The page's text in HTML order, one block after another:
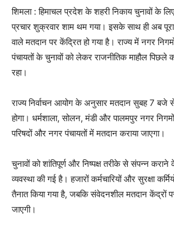
शिमला : हिमाचल प्रदेश के शहरी निकाय चुनावों के
प्रचार शुक्रवार शाम थम गया। इसके साथ ही अब
वाले मतदान पर केंद्रित हो गया है। राज्य में नगर
पंचायतों के चुनावों को लेकर राजनीतिक माहौल पिछले
रहा।
राज्य निर्वाचन आयोग के अनुसार मतदान सुबह 7
होगा। धर्मशाला, सोलन, मंडी और पालमपुर नगर
परिषदों और नगर पंचायतों में मतदान कराया जाएगा।
चुनावों को शांतिपूर्ण और निष्पक्ष तरीके से संपन्न कराने
व्यवस्था की गई है। हजारों कर्मचारियों और सुरक्षा
तैनात किया गया है, जबकि संवेदनशील मतदान केंद्रों
जाएगी।